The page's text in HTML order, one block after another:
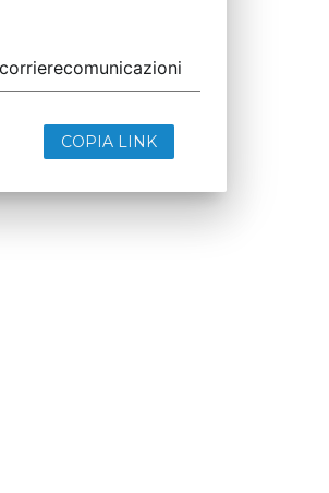
COPIA LINK